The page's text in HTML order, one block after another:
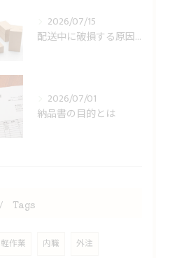
2026/07/15
配送中に破損する原因とは
2026/07/01
納品書の目的とは
Tags
軽作業 内職 外注